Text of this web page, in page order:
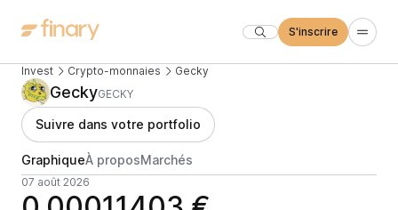
S'inscrire
Invest Crypto-monnaies Gecky
GeckyGECKY
Suivre dans votre portfolio
GraphiqueÀ proposMarchés
07 août 2026